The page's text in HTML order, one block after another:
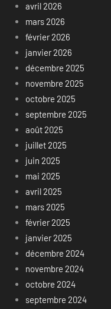
avril 2026
mars 2026
février 2026
janvier 2026
décembre 2025
novembre 2025
octobre 2025
septembre 2025
août 2025
juillet 2025
juin 2025
mai 2025
avril 2025
mars 2025
février 2025
janvier 2025
décembre 2024
novembre 2024
octobre 2024
septembre 2024